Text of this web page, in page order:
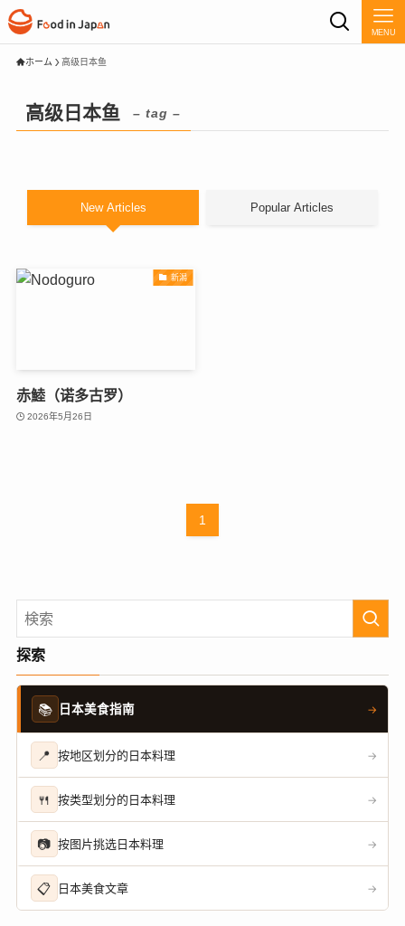
MENU
ホーム 高级日本鱼
高级日本鱼 – tag –
New Articles Popular Articles
新潟
赤鯥（诺多古罗）
2026年5月26日
1
探索
📚 日本美食指南 →
📍 按地区划分的日本料理 →
🍴 按类型划分的日本料理 →
📷 按图片挑选日本料理 →
📋 日本美食文章 →